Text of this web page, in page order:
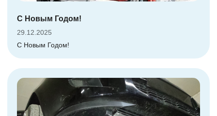
С Новым Годом!
29.12.2025
С Новым Годом!